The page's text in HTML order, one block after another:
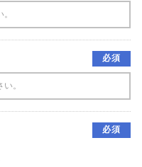
必須
必須